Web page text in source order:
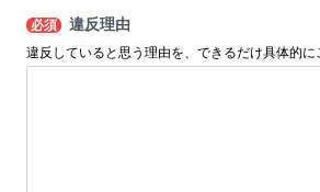
必須 違反理由
違反していると思う理由を、できるだけ具体的に